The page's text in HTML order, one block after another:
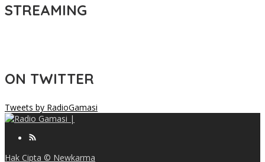
STREAMING
ON TWITTER
Tweets by RadioGamasi
Hak Cipta © Newkarma